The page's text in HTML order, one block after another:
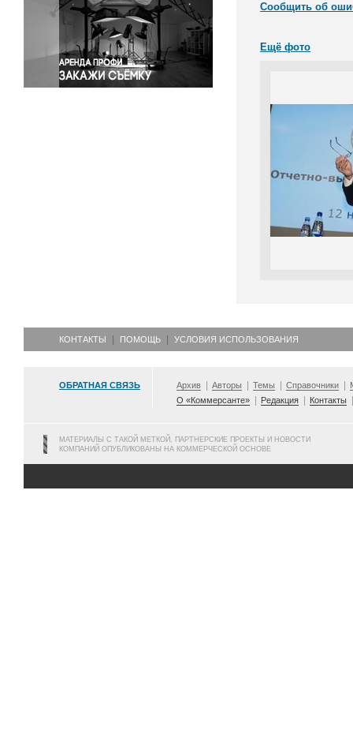
Спорт
Экология
Экономика и бизнес
Сообщить об
Ещё фото
КОНТАКТЫ ПОМОЩЬ УСЛОВИЯ ИСПОЛЬЗОВАНИЯ
ОБРАТНАЯ СВЯЗЬ Архив Авторы Темы Справочники
О «Коммерсанте»
Редакция Контакты
МАТЕРИАЛЫ С ТАКОЙ МЕТКОЙ, ПАРТНЕРСКИЕ ПРОЕКТЫ И НОВОСТИ
КОМПАНИЙ ОПУБЛИКОВАНЫ НА КОММЕРЧЕСКОЙ ОСНОВЕ